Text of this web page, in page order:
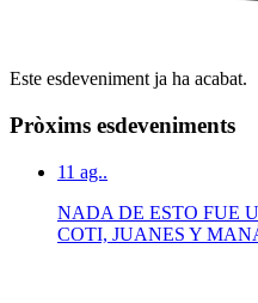
Este esdeveniment ja ha acabat.
Pròxims esdeveniments
11 ag..
NADA DE ESTO FUE
COTI, JUANES Y